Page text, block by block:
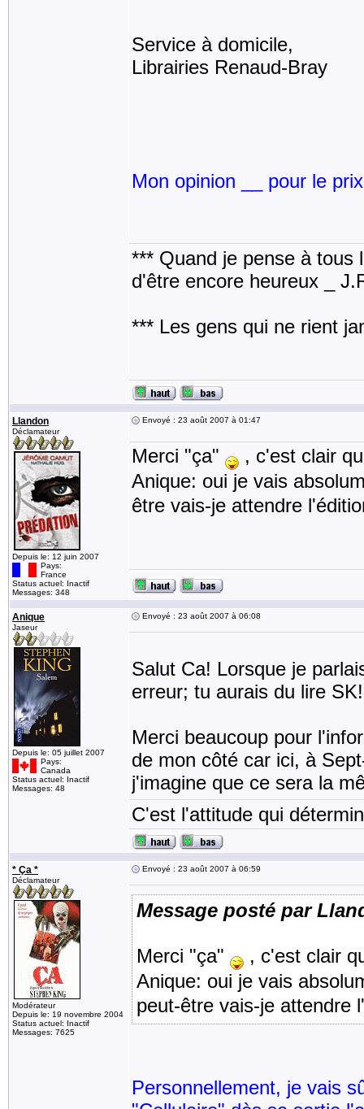
Service à domicile,
Librairies Renaud-Bray
Mon opinion __ pour le
*** Quand je pense à tous
d'être encore heureux _
*** Les gens qui ne rient
Llandon
Déclamateur
Depuis le: 12 juin 2007
Pays:
France
Status actuel: Inactif
Messages: 348
Envoyé : 23 août 2007 à 01:47
Merci "ça"
, c'est clair
Anique: oui je vais
être vais-je attendre
Anique
Jaseur
Depuis le: 05 juillet 2007
Pays:
Canada
Status actuel: Inactif
Messages: 48
Envoyé : 23 août 2007 à 06:08
Salut Ca! Lorsque je
erreur; tu aurais du lire
Merci beaucoup pour
de mon côté car ici, à
j'imagine que ce sera la
C'est l'attitude qui
* Ça *
Déclamateur
Modérateur
Depuis le: 19 novembre 2004
Status actuel: Inactif
Messages: 7625
Envoyé : 23 août 2007 à 06:59
Message posté par
Merci "ça"
, c'est clair
Anique: oui je vais
peut-être vais-je attendre
Personnellement, je vais